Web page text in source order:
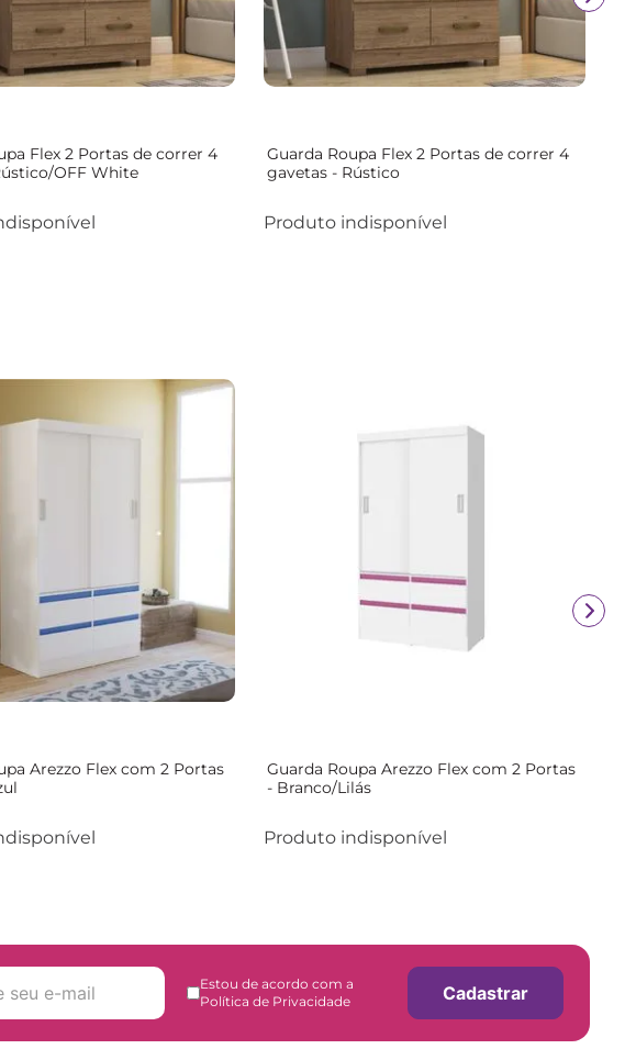
Flex 2 Portas de correr 4
OFF White
Guarda Roupa Flex 2 Portas de correr 4
gavetas - Rústico
Produto indisponível
Arezzo Flex com 2 Portas
Guarda Roupa Arezzo Flex com 2 Portas
- Branco/Lilás
Produto indisponível
Estou de acordo com a
Política de Privacidade
Cadastrar